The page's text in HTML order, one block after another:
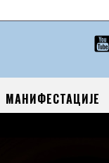
МАНИФЕСТАЦИЈЕ